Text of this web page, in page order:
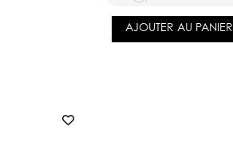
AJOUTER AU PANIER